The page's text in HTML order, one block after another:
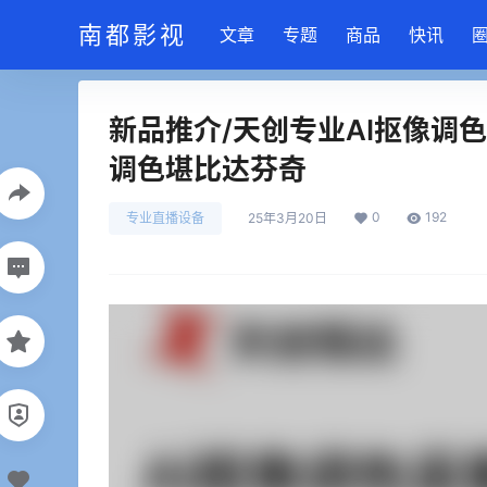
南都影视 文章 专题 商品 快讯
新品推介/天创专业AI抠像调
调色堪比达芬奇
专业直播设备 25年3月20日 0 192